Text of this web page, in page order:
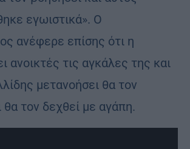
εγωιστικά». Ο
ανέφερε επίσης ότι η
ανοικτές τις αγκάλες της και
μετανοήσει θα τον
θα τον δεχθεί με αγάπη.